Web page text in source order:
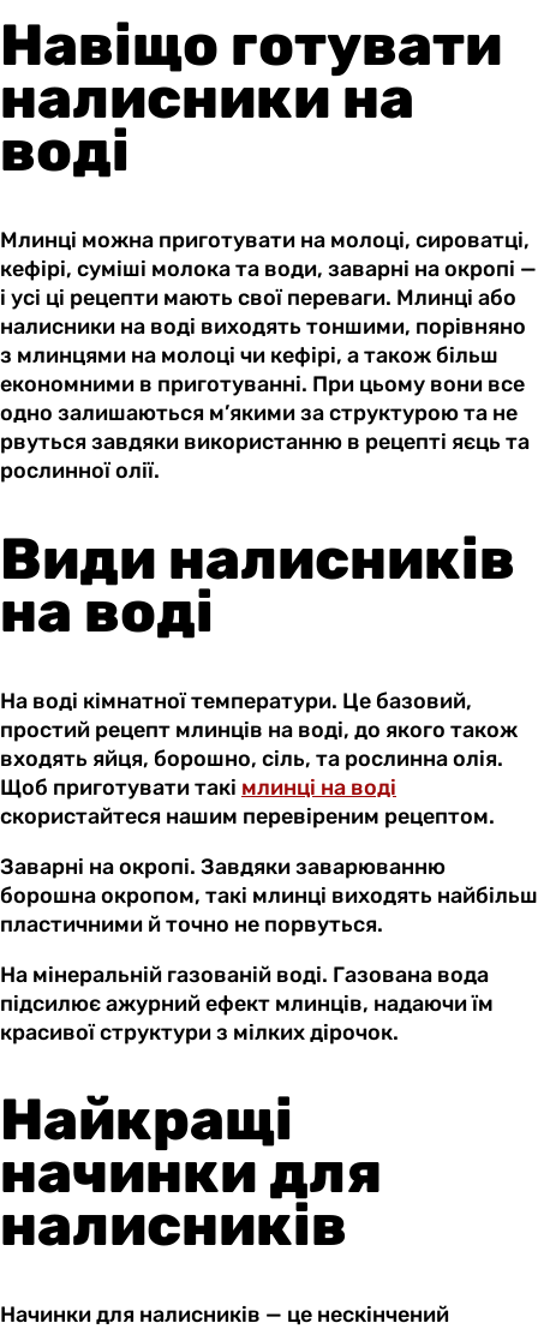
Навіщо готувати
налисники на
воді
Млинці можна приготувати на молоці, сироватці,
кефірі, суміші молока та води, заварні на окропі —
і усі ці рецепти мають свої переваги. Млинці або
налисники на воді виходять тоншими, порівняно
з млинцями на молоці чи кефірі, а також більш
економними в приготуванні. При цьому вони все
одно залишаються м’якими за структурою та не
рвуться завдяки використанню в рецепті яєць та
рослинної олії.
Види налисників
на воді
На воді кімнатної температури. Це базовий,
простий рецепт млинців на воді, до якого також
входять яйця, борошно, сіль, та рослинна олія.
Щоб приготувати такі млинці на воді
скористайтеся нашим перевіреним рецептом.
Заварні на окропі. Завдяки заварюванню
борошна окропом, такі млинці виходять найбільш
пластичними й точно не порвуться.
На мінеральній газованій воді. Газована вода
підсилює ажурний ефект млинців, надаючи їм
красивої структури з мілких дірочок.
Найкращі
начинки для
налисників
Начинки для налисників — це нескінчений